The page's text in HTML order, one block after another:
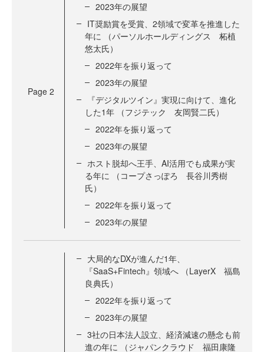
Page 2
2023年の展望
IT奨励賞を受賞、2領域で変革を推進した
年に （パーソルホールディングス 柘植
悠太氏）
2022年を振り返って
2023年の展望
『デジタルツイン』実現に向けて、進化
した1年 （フジテック 友岡賢二氏）
2022年を振り返って
2023年の展望
ホスト脱却へ王手、AI活用でも成果が実
る年に （コープさっぽろ 長谷川秀樹
氏）
2022年を振り返って
2023年の展望
大局的なDXが進んだ1年、
『SaaS+Fintech』領域へ （LayerX 福島
良典氏）
2022年を振り返って
2023年の展望
3社の日本法人設立、経済減速の懸念も前
進の年に （ジャパンクラウド 福田康隆